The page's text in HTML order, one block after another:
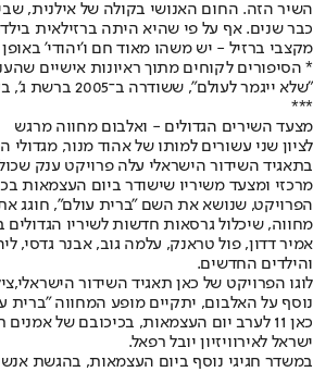
השיר הזה. החום האנושי בקולה של אילנית,
כבר שנים. אף על פי שהיא היתה ברזילאית
מקצבי ברזיל - יש משהו מאוד חם ו'יהודי'
* הסיפורים לקוחים מתוך ראיונות אישיים
"שלא ייגמר לעולם", ששודרה ב־2005 ברשת ג', בעריכת עפרה הלפמן
***
מצעד השירים הגדולים - ואלבום מחווה מרגש
לציון שני עשורים למותו של אהוד מנור,
בתאגיד השידור הישראלי עלה פרויקט ענק
מרכזי ומצעד משיריו שישודר ביום העצמאות
הפרויקט, שנושא את השם "ברית עולם", חוגג
מחווה, שיכלול גרסאות חדשות לשיריו
אמיר דדון, פול טראנק, עלמה גוב, אבנר גדסי,
והילדים החדשים.
לוגו הפרויקט של כאן תאגיד השידור
נוסף על האלבום, יתקיים מופע המחווה "ברית
כאן 11 לערב יום העצמאות, בכיכובם של
ישראל לאירוויזיון יובל רפאל.
במשדר חגיגי נוסף ביום העצמאות, בהגשת